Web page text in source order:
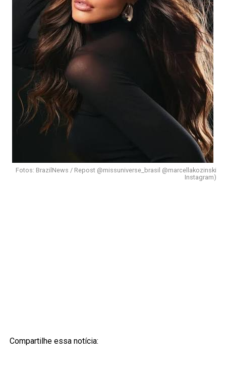
Fotos: BrazilNews / Repost @missuniverse_brasil @marcellakozinski
Instagram)
Compartilhe essa notícia: